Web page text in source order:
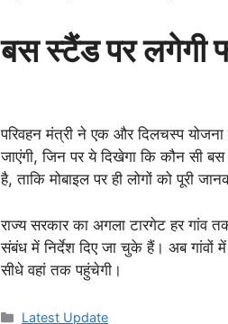
बस स्टैंड पर लगेगी
परिवहन मंत्री ने एक और दिलचस्प
जाएंगी, जिन पर ये दिखेगा कि कौन सी
है, ताकि मोबाइल पर ही लोगों को पूरी
राज्य सरकार का अगला टारगेट हर गांव
संबंध में निर्देश दिए जा चुके हैं। अब गांवों
सीधे वहां तक पहुंचेगी।
Categories
Latest Update